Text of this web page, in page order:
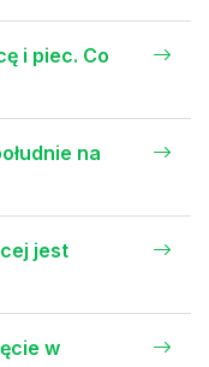
i piec. Co
na
jest
w